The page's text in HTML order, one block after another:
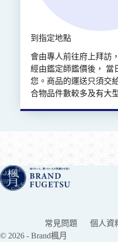
到指定地點
會由專人前往府上拜訪
經由鑑定師鑑價後， 當
您。商品的運送只須交
合物品件數較多及有大
常見問題 個人資
© 2026 - Brand楓月